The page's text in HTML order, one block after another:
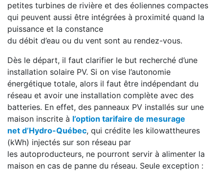
petites turbines de rivière et des éoliennes compactes
qui peuvent aussi être intégrées à proximité quand la
puissance et la constance
du débit d’eau ou du vent sont au rendez-vous.
Dès le départ, il faut clarifier le but recherché d’une
installation solaire PV. Si on vise l’autonomie
énergétique totale, alors il faut être indépendant du
réseau et avoir une installation complète avec des
batteries. En effet, des panneaux PV installés sur une
maison inscrite à l’option tarifaire de mesurage
net d’Hydro-Québec, qui crédite les kilowattheures
(kWh) injectés sur son réseau par
les autoproducteurs, ne pourront servir à alimenter la
maison en cas de panne du réseau. Seule exception :